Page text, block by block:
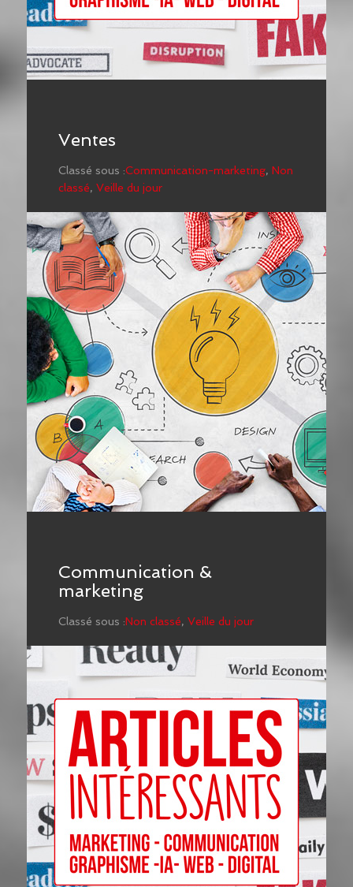
Ventes
Classé sous :Communication-marketing, Non
classé, Veille du jour
Communication &
marketing
Classé sous :Non classé, Veille du jour